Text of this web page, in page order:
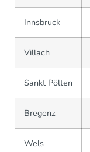
Innsbruck
Villach
Sankt Pölten
Bregenz
Wels